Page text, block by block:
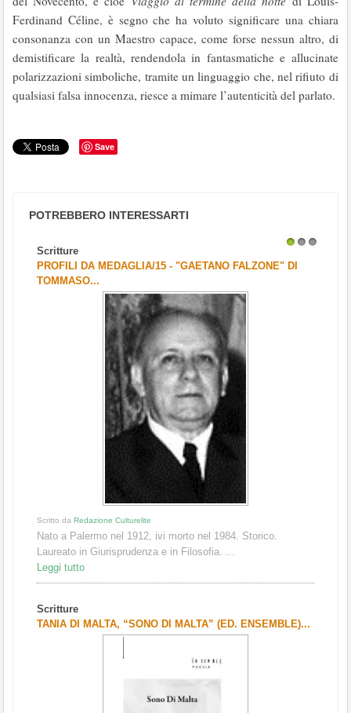
Ferdinand Céline, è segno che ha voluto significare una chiara
consonanza con un Maestro capace, come forse nessun altro, di
demistificare la realtà, rendendola in fantasmatiche e allucinate
polarizzazioni simboliche, tramite un linguaggio che, nel rifiuto di
qualsiasi falsa innocenza, riesce a mimare l’autenticità del parlato.
Save
POTREBBERO INTERESSARTI
Scritture
PROFILI DA MEDAGLIA/15 - "GAETANO FALZONE" DI
TOMMASO...
Scritto da Redazione Culturelite
Nato a Palermo nel 1912, ivi morto nel 1984. Storico.
Laureato in Giurisprudenza e in Filosofia. ...
Leggi tutto
Scritture
TANIA DI MALTA, “SONO DI MALTA” (ED. ENSEMBLE)...